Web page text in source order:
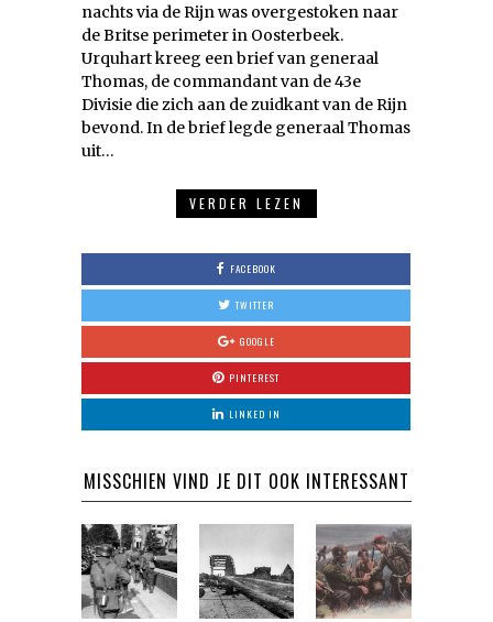
nachts via de Rijn was overgestoken naar
de Britse perimeter in Oosterbeek.
Urquhart kreeg een brief van generaal
Thomas, de commandant van de 43e
Divisie die zich aan de zuidkant van de Rijn
bevond. In de brief legde generaal Thomas
uit…
VERDER LEZEN
FACEBOOK
TWITTER
GOOGLE
PINTEREST
LINKED IN
MISSCHIEN VIND JE DIT OOK INTERESSANT